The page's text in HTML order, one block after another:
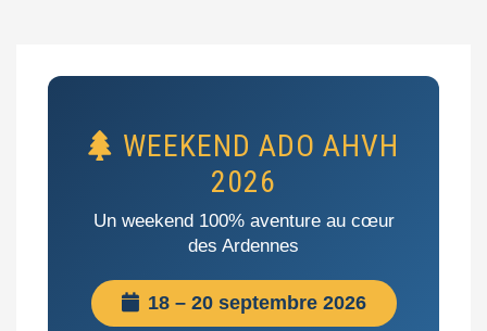
WEEKEND ADO AHVH
2026
Un weekend 100% aventure au cœur
des Ardennes
18 – 20 septembre 2026